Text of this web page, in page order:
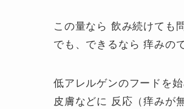
この量なら 飲み続けても
でも、できるなら 痒みの
低アレルゲンのフードを
皮膚などに 反応（痒みが